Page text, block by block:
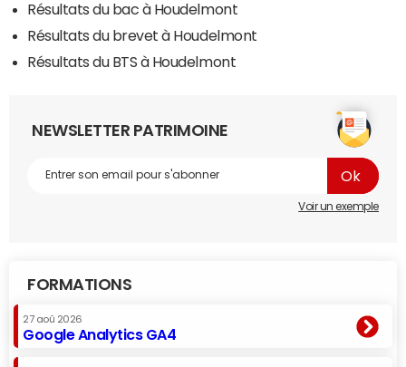
Résultats du bac à Houdelmont
Résultats du brevet à Houdelmont
Résultats du BTS à Houdelmont
NEWSLETTER PATRIMOINE
Voir un exemple
FORMATIONS
27 aoû 2026
Google Analytics GA4